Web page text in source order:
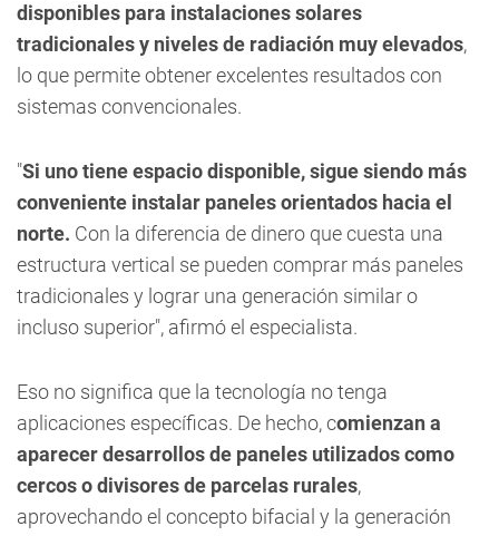
disponibles para instalaciones solares
tradicionales y niveles de radiación muy elevados,
lo que permite obtener excelentes resultados con
sistemas convencionales.
"Si uno tiene espacio disponible, sigue siendo más
conveniente instalar paneles orientados hacia el
norte. Con la diferencia de dinero que cuesta una
estructura vertical se pueden comprar más paneles
tradicionales y lograr una generación similar o
incluso superior", afirmó el especialista.
Eso no significa que la tecnología no tenga
aplicaciones específicas. De hecho, comienzan a
aparecer desarrollos de paneles utilizados como
cercos o divisores de parcelas rurales,
aprovechando el concepto bifacial y la generación